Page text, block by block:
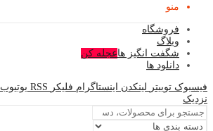
منو
فروشگاه
وبلاگ
شگفت انگیز هاعجله کن
دانلود ها
فیسبوک توییتر لینکدن اینستاگرام فلیکر RSS یوتیوب
نزدیک